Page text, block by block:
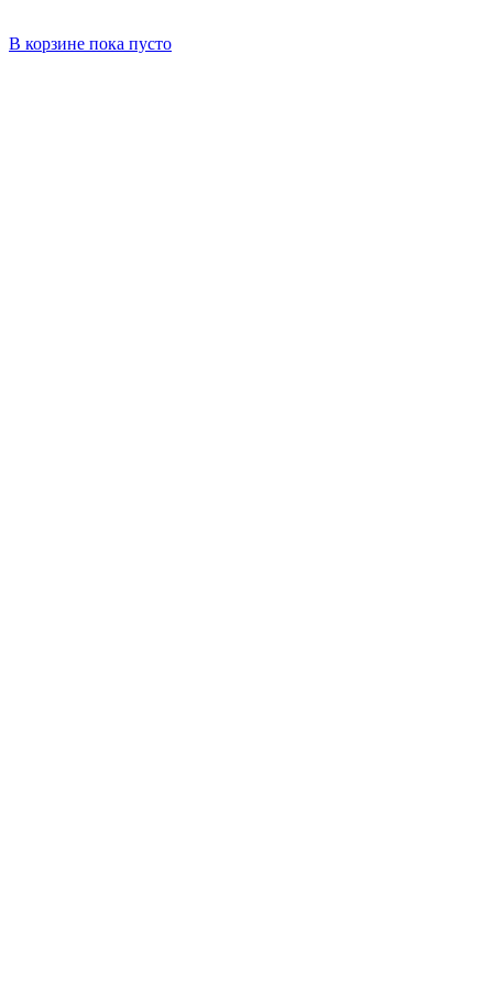
В корзине пока пусто